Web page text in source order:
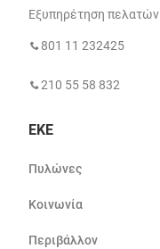
Εξυπηρέτηση πελατών
801 11 232425
210 55 58 832
ΕΚΕ
Πυλώνες
Κοινωνία
Περιβάλλον